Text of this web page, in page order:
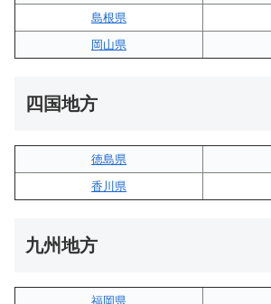
島根県
岡山県
四国地方
徳島県
香川県
九州地方
福岡県